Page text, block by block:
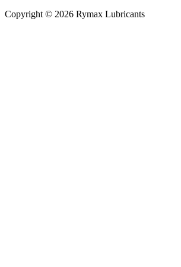
Copyright © 2026 Rymax Lubricants